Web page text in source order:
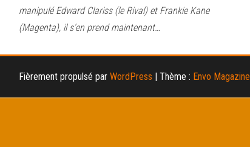
manipulé Edward Clariss (le Rival) et Frankie Kane
(Magenta), il s’en prend maintenant…
Fièrement propulsé par WordPress | Thème : Envo Magazine